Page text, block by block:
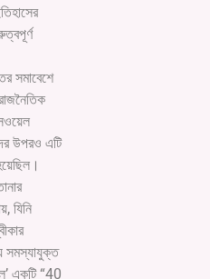
সমাবেশে
উপরও এটি
যিনি
সমস্যাযুক্ত
একটি “40